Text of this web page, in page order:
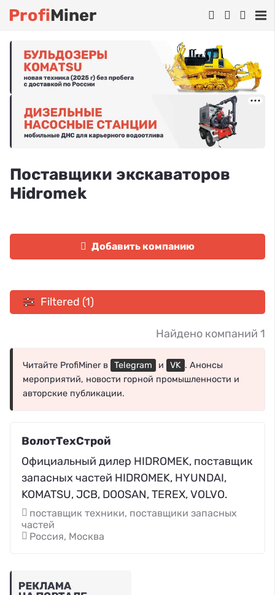
ProfiMiner
Поставщики экскаваторов
Hidromek
Добавить компанию
Filtered (1)
Найдено компаний 1
Читайте ProfiMiner в Telegram и VK . Анонсы
мероприятий, новости горной промышленности и
авторские публикации.
ВолотТехСтрой
Официальный дилер HIDROMEK, поставщик
запасных частей HIDROMEK, HYUNDAI,
KOMATSU, JCB, DOOSAN, TEREX, VOLVO.
поставщик техники, поставщики запасных
частей
Россия, Москва